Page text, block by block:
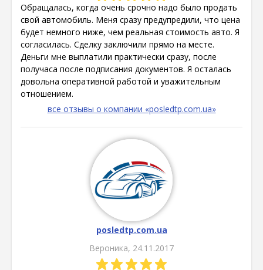
Обращалась, когда очень срочно надо было продать
свой автомобиль. Меня сразу предупредили, что цена
будет немного ниже, чем реальная стоимость авто. Я
согласилась. Сделку заключили прямо на месте.
Деньги мне выплатили практически сразу, после
получаса после подписания документов. Я осталась
довольна оперативной работой и уважительным
отношением.
все отзывы о компании «posledtp.com.ua»
posledtp.com.ua
Вероника, 24.11.2017